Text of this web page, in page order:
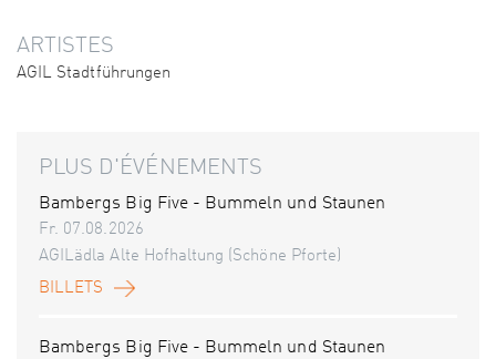
ARTISTES
AGIL Stadtführungen
PLUS D'ÉVÉNEMENTS
Bambergs Big Five - Bummeln und Staunen
Fr. 07.08.2026
AGILädla Alte Hofhaltung (Schöne Pforte)
BILLETS
Bambergs Big Five - Bummeln und Staunen